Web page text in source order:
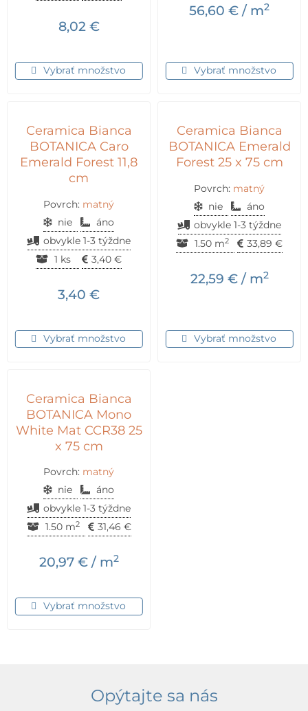
8,02 €
Vybrať množstvo
56,60 € / m2
Vybrať množstvo
Ceramica Bianca
BOTANICA Caro
Emerald Forest 11,8
cm
Povrch: matný
nie
áno
obvykle 1-3 týždne
1 ks
3,40 €
3,40 €
Vybrať množstvo
Ceramica Bianca
BOTANICA Emerald
Forest 25 x 75 cm
Povrch: matný
nie
áno
obvykle 1-3 týždne
1.50 m2 33,89 €
22,59 €/ m2
Vybrať množstvo
Ceramica Bianca
BOTANICA Mono
White Mat CCR38 25
x 75 cm
Povrch: matný
nie
áno
obvykle 1-3 týždne
1.50 m2 31,46 €
20,97 €/ m2
Vybrať množstvo
Opýtajte sa nás